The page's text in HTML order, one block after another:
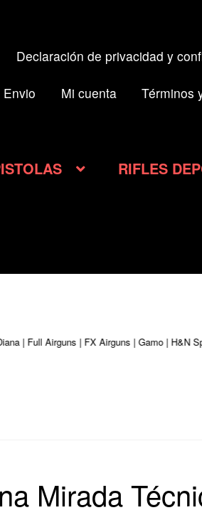
Declaración de privacidad y
Mi cuenta Términos
RIFLES
Full Airguns | FX Airguns | Gamo | H&N
Mirada